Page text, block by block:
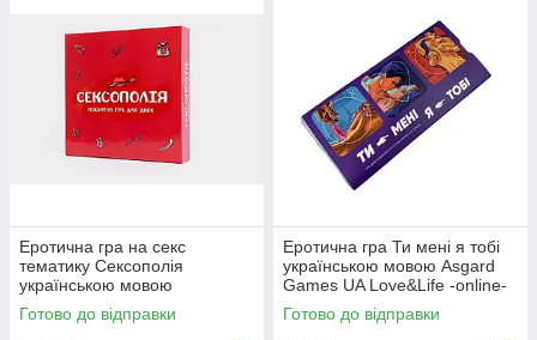
Еротична гра на секс
тематику Сексополія
українською мовою
FunGamesShop Love&Life -
online-multimarket-
Готово до відправки
Еротична гра Ти мені я тобі
українською мовою Asgard
Games UA Love&Life -online-
multimarket-
Готово до відправки